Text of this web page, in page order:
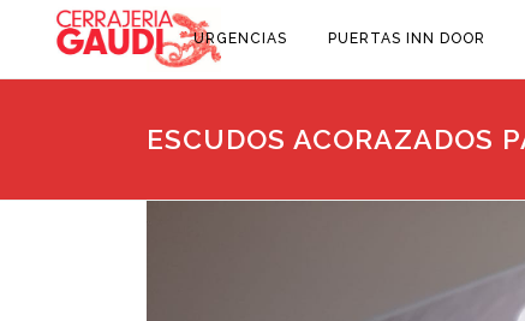
URGENCIAS PUERTAS INN DOOR
ESCUDOS ACORAZADOS